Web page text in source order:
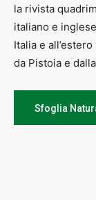
la rivista
italiano e
Italia e
da Pistoia e
Sfoglia